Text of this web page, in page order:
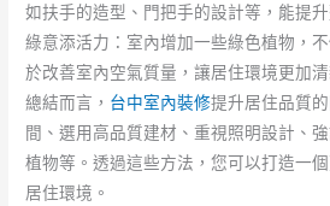
如扶手的造型、門把手的設計等，能提
綠意添活力：室內增加一些綠色植物，
於改善室內空氣質量，讓居住環境更加清
總結而言， 台中室內裝修提升居住品質
間、選用高品質建材、重視照明設計、
植物等。透過這些方法，您可以打造一
居住環境。